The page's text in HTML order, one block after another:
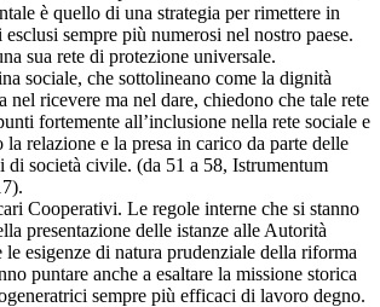
è quello di una strategia per rimettere in
sempre più numerosi nel nostro paese.
sua rete di protezione universale.
sociale, che sottolineano come la dignità
nel ricevere ma nel dare, chiedono che tale rete
fortemente all’inclusione nella rete sociale e
la relazione e la presa in carico da parte delle
di società civile. (da 51 a 58, Istrumentum
Cooperativi. Le regole interne che si stanno
presentazione delle istanze alle Autorità
esigenze di natura prudenziale della riforma
puntare anche a esaltare la missione storica
sempre più efficaci di lavoro degno.